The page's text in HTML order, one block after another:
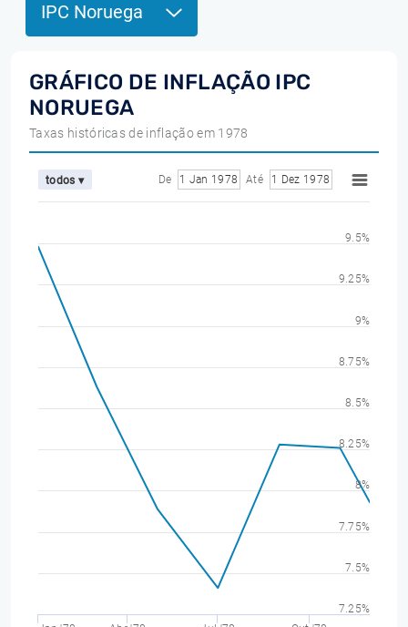
IPC Noruega
GRÁFICO DE INFLAÇÃO IPC
NORUEGA
Taxas históricas de inflação em 1978
todos ▾ De 1 Jan 1978 Até 1 Dez 1978
7.25%
7.5%
7.75%
8%
8.25%
8.5%
8.75%
9%
9.25%
9.5%